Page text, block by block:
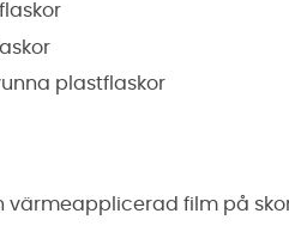
plastflaskor
värmeapplicerad film på